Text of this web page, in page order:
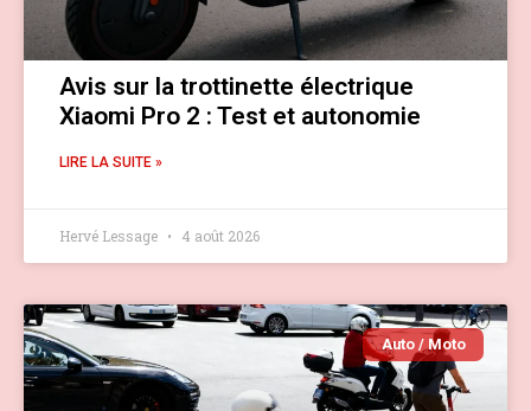
Avis sur la trottinette électrique
Xiaomi Pro 2 : Test et autonomie
LIRE LA SUITE »
Hervé Lessage 4 août 2026
Auto / Moto